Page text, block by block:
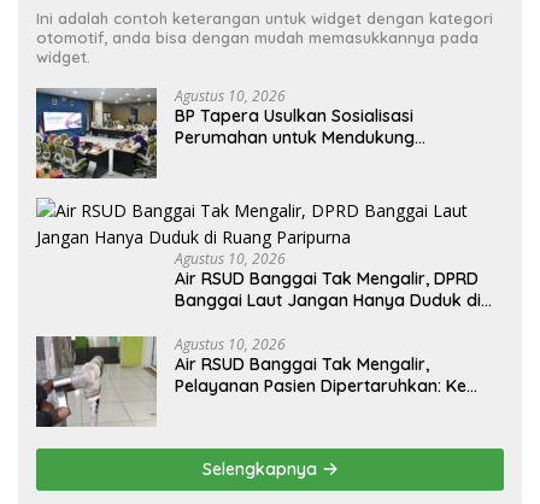
Ini adalah contoh keterangan untuk widget dengan kategori
otomotif, anda bisa dengan mudah memasukkannya pada
widget.
Agustus 10, 2026
BP Tapera Usulkan Sosialisasi
Perumahan untuk Mendukung
Agustus 10, 2026
Air RSUD Banggai Tak Mengalir, DPRD
Banggai Laut Jangan Hanya Duduk di
Agustus 10, 2026
Air RSUD Banggai Tak Mengalir,
Pelayanan Pasien Dipertaruhkan: Ke
Selengkapnya